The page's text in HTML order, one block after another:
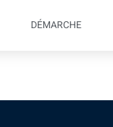
DÉMARCHE